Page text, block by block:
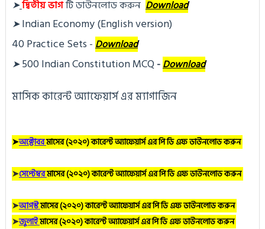
➤দ্বিতীয় ভাগটি ডাউনলোড করুন Download
➤Indian Economy (English version)
40 Practice Sets - Download
➤500 Indian Constitution MCQ- Download
মাসিক কারেন্ট অ্যাফেয়ার্স এর ম্যাগাজিন
➤অক্টোবরমাসের (২০২০) কারেন্ট অ্যাফেয়ার্স এর পি ডি এফ ডাউনলোড করুন
➤সেপ্টেম্বরমাসের (২০২০) কারেন্ট অ্যাফেয়ার্স এর পি ডি এফ ডাউনলোড করুন
➤আগস্টমাসের (২০২০) কারেন্ট অ্যাফেয়ার্স এর পি ডি এফ ডাউনলোড করুন
➤জুলাইমাসের (২০২০) কারেন্ট অ্যাফেয়ার্স এর পি ডি এফ ডাউনলোড করুন